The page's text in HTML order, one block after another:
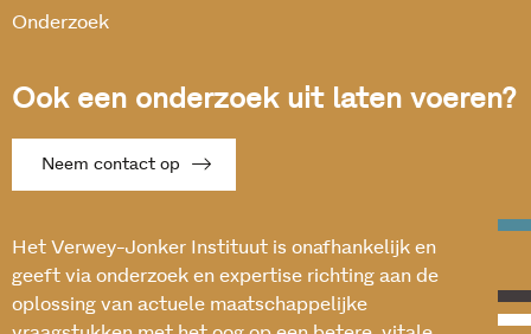
Onderzoek
Ook een onderzoek uit laten voeren?
Neem contact op
Het Verwey-Jonker Instituut is onafhankelijk en
geeft via onderzoek en expertise richting aan de
oplossing van actuele maatschappelijke